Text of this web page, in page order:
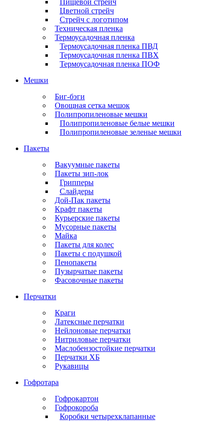
Пищевой стрейч
Цветной стрейч
Стрейч с логотипом
Техническая пленка
Термоусадочная пленка
Термоусадочная пленка ПВД
Термоусадочная пленка ПВХ
Термоусадочная пленка ПОФ
Мешки
Биг-бэги
Овощная сетка мешок
Полипропиленовые мешки
Полипропиленовые белые мешки
Полипропиленовые зеленые мешки
Пакеты
Вакуумные пакеты
Пакеты зип-лок
Грипперы
Слайдеры
Дой-Пак пакеты
Крафт пакеты
Курьерские пакеты
Мусорные пакеты
Майка
Пакеты для колес
Пакеты с подушкой
Пенопакеты
Пузырчатые пакеты
Фасовочные пакеты
Перчатки
Краги
Латексные перчатки
Нейлоновые перчатки
Нитриловые перчатки
Маслобензостойкие перчатки
Перчатки ХБ
Рукавицы
Гофротара
Гофрокартон
Гофрокороба
Коробки четырехклапанные